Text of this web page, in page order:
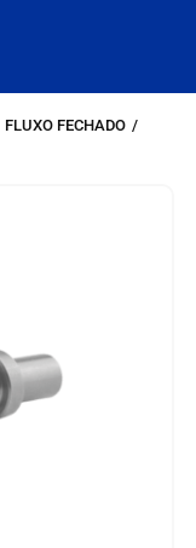
FLUXO FECHADO /